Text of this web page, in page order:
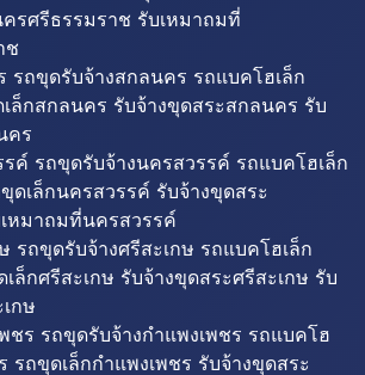
รศรีธรรมราช รับเหมาถมที่
ช
รถขุดรับจ้างสกลนคร รถแบคโฮเล็ก
ล็กสกลนคร รับจ้างขุดสระสกลนคร รับ
คร
ค์ รถขุดรับจ้างนครสวรรค์ รถแบคโฮเล็ก
ดเล็กนครสวรรค์ รับจ้างขุดสระ
หมาถมที่นครสวรรค์
รถขุดรับจ้างศรีสะเกษ รถแบคโฮเล็ก
ล็กศรีสะเกษ รับจ้างขุดสระศรีสะเกษ รับ
กษ
ชร รถขุดรับจ้างกำแพงเพชร รถแบคโฮ
รถขุดเล็กกำแพงเพชร รับจ้างขุดสระ